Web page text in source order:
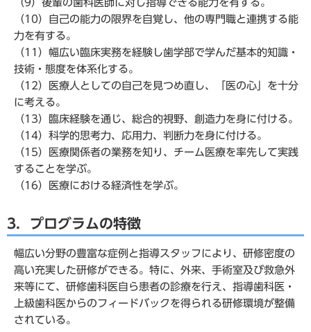
（9）後輩の歯科医師に対し指導できる能力を有する。
（10）自己の能力の限界を自覚し、他の専門職と連携する能
力を有する。
（11）幅広い臨床実務を経験し歯学部で学んだ基本的知識・
技術・態度を体系化する。
（12）医療人としての自己を見つめ直し、「医の心」を十分
に考える。
（13）臨床経験を通じ、総合的視野、創造力を身に付ける。
（14）科学的思考力、応用力、判断力を身に付ける。
（15）医療関係者の業務を知り、チーム医療を率先して実践
することを学ぶ。
（16）医療における経済性を学ぶ。
3．プログラムの特徴
幅広い分野の豊富な症例と指導スタッフにより、研修密度の
高い充実した研修ができる。特に、外来、手術室及び救急外
来等にて、研修歯科医自ら患者の診療を行え、指導歯科医・
上級歯科医からのフィードバックを得られる研修環境が整備
されている。